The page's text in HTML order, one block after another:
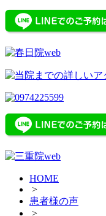
HOME
>
患者様の声
>